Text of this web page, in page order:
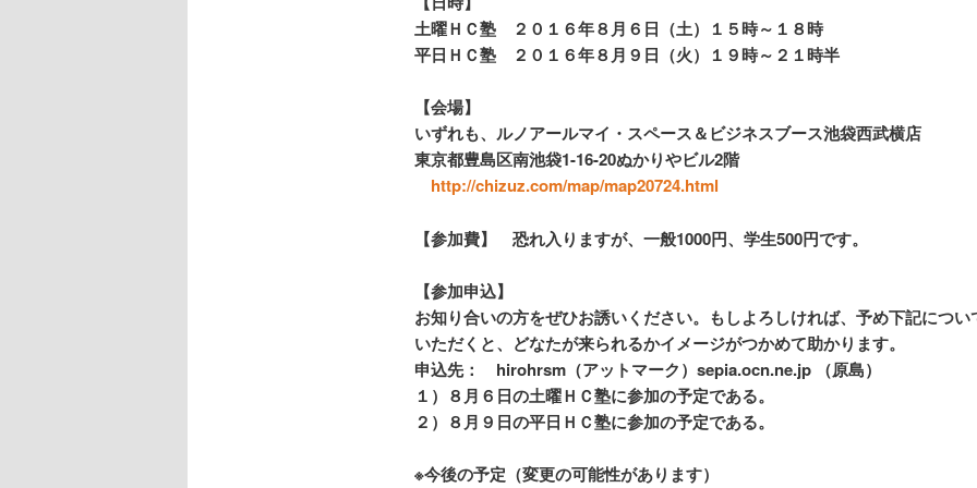
土曜ＨＣ塾 ２０１６年８月６日（土）１５時～１８時
平日ＨＣ塾 ２０１６年８月９日（火）１９時～２１時半
【会場】
いずれも、ルノアールマイ・スペース＆ビジネスブース池袋西武横店
東京都豊島区南池袋1-16-20ぬかりやビル2階
http://chizuz.com/map/map20724.html
【参加費】 恐れ入りますが、一般1000円、学生500円です。
【参加申込】
お知り合いの方をぜひお誘いください。もしよろしければ、予め下記につい
いただくと、どなたが来られるかイメージがつかめて助かります。
申込先： hirohrsm（アットマーク）sepia.ocn.ne.jp （原島）
１）８月６日の土曜ＨＣ塾に参加の予定である。
２）８月９日の平日ＨＣ塾に参加の予定である。
※今後の予定（変更の可能性があります）